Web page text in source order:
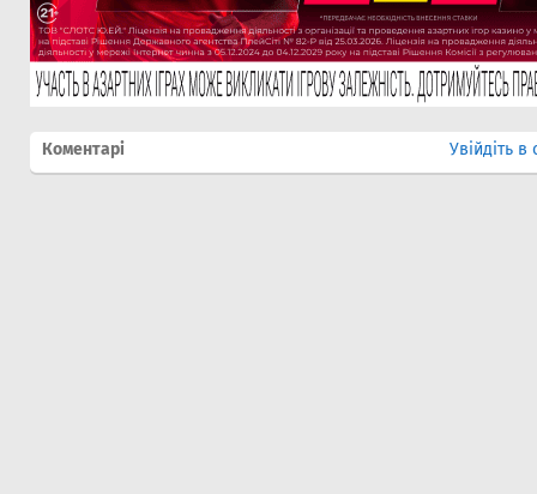
Коментарі Увійдіть в